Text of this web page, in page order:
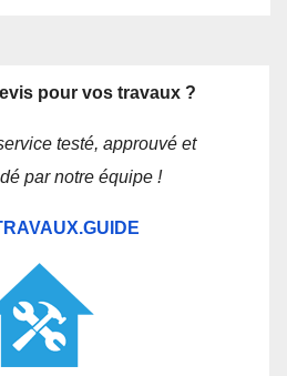
pour vos travaux ?
testé, approuvé et
par notre équipe !